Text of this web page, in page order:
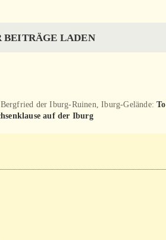
BEITRÄGE LADEN
der Iburg-Ruinen, Iburg-Gelände:
auf der Iburg